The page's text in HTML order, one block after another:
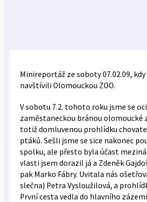
Minireportáž ze soboty 07.02.09,
navštívili Olomouckou ZOO.
V sobotu 7.2. tohoto roku jsme se
zaměstaneckou bránou olomoucké
totiž domluvenou prohlídku
ptáků. Sešli jsme se sice nakonec
spolku, ale přesto byla účast
vlasti jsem dorazil já a Zdeněk
pak Marko Fábry. Uvitala nás
slečna) Petra Vysloužilová, a
První cesta vedla do hlavního